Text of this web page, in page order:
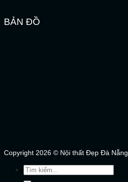
BẢN ĐỒ
Copyright 2026 © Nội thất Đẹp Đà Nẵng
Tìm
kiếm: